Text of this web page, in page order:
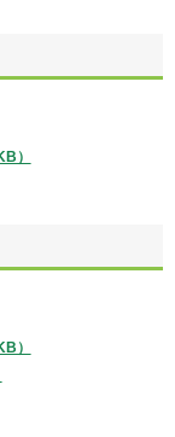
）
）